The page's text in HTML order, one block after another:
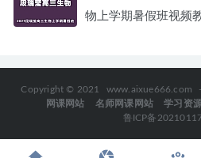
物上学期暑假班视频
Copyright © 2021 www.aixue666.com
网课网站
名师网课网站 学习资
鲁ICP备